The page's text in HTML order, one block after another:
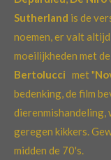
Sutherland is de
noemen, er valt
moeilijkheden met
Bertolucci met "
bedenking, de film
dierenmishandeling,
geregen kikkers.
midden de 70's.